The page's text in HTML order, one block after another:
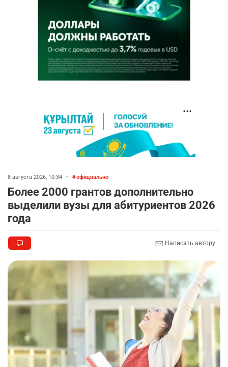
8 августа 2026, 10:34 • официально
Более 2000 грантов дополнительно
выделили вузы для абитуриентов 2026
года
Написать автору